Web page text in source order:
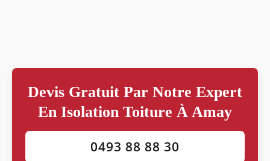
Devis Gratuit Par Notre Expert
En Isolation Toiture À Amay
0493 88 88 30